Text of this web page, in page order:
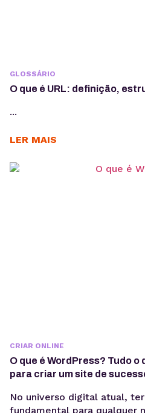
GLOSSÁRIO
O que é URL: definição,
...
LER MAIS
CRIAR ONLINE
O que é WordPress? Tudo
para criar um site de
No universo digital atual,
fundamental para qualquer